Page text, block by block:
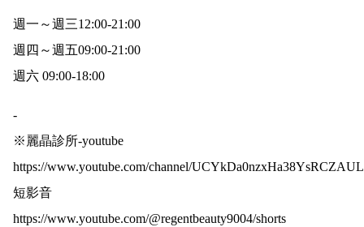
週一～週三12:00-21:00
週四～週五09:00-21:00
週六 09:00-18:00
-
※麗晶診所-youtube
https://www.youtube.com/channel/
短影音
https://www.youtube.com/@regentbeauty9004/shorts